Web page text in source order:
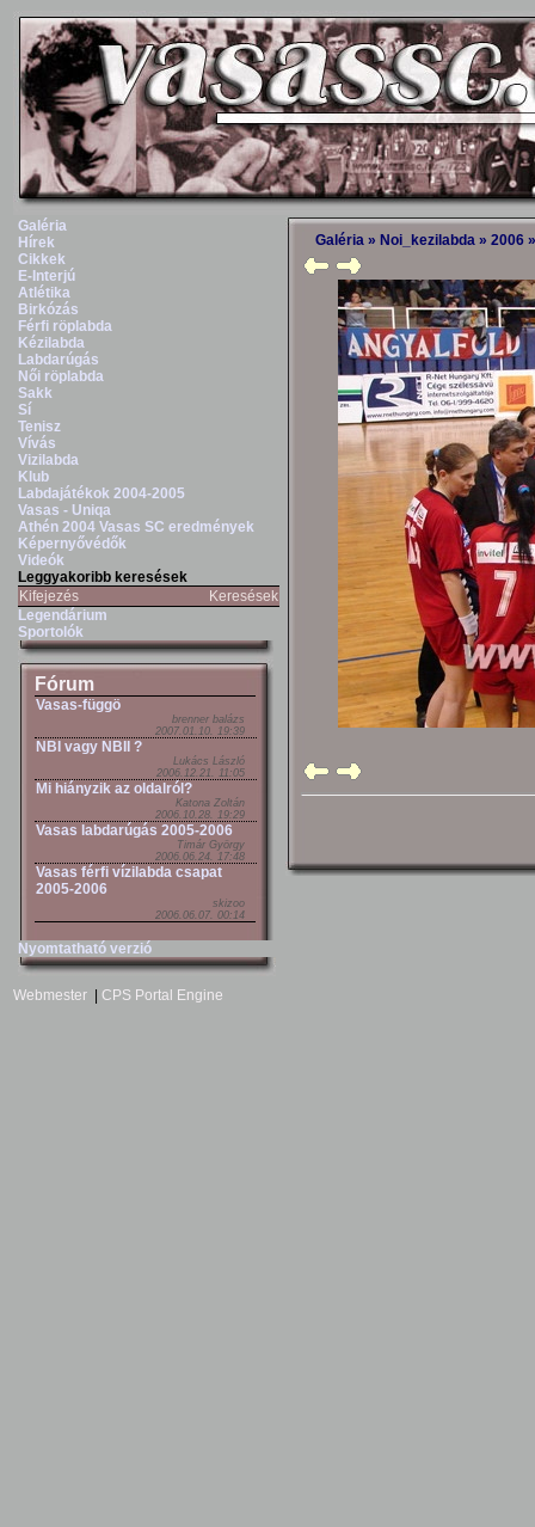
Galéria
Hírek
Cikkek
E-Interjú
Atlétika
Birkózás
Férfi röplabda
Kézilabda
Labdarúgás
Női röplabda
Sakk
Sí
Tenisz
Vívás
Vizilabda
Klub
Labdajátékok 2004-2005
Vasas - Uniqa
Athén 2004 Vasas SC eredmények
Képernyővédők
Videók
Leggyakoribb keresések
Kifejezés
Keresések
Legendárium
Sportolók
Fórum
Vasas-függö
brenner balázs
2007.01.10. 19:39
NBI vagy NBII ?
Lukács László
2006.12.21. 11:05
Mi hiányzik az oldalról?
Katona Zoltán
2006.10.28. 19:29
Vasas labdarúgás 2005-2006
Timár György
2006.06.24. 17:48
Vasas férfi vízilabda csapat
2005-2006
skizoo
2006.06.07. 00:14
Nyomtatható verzió
Galéria » Noi_kezilabda » 2006
Webmester CPS Portal Engine